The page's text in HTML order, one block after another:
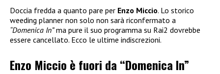
Doccia fredda a quanto pare per Enzo Miccio. Lo storico
weeding planner non solo non sarà riconfermato a
“Domenica In”ma pure il suo programma su Rai2 dovrebbe
essere cancellato. Ecco le ultime indiscrezioni.
Enzo Miccio è fuori da “Domenica In”